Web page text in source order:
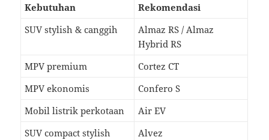
Kebutuhan
Rekomendasi
SUV stylish & canggih
Almaz RS / Almaz
Hybrid RS
MPV premium
Cortez CT
MPV ekonomis
Confero S
Mobil listrik perkotaan
Air EV
SUV compact stylish
Alvez